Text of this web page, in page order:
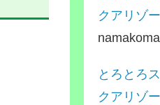
クアリゾ
とろとろ
クアリゾ